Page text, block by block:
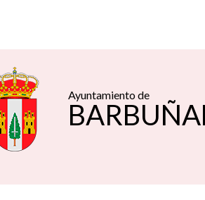
Ayuntamiento de